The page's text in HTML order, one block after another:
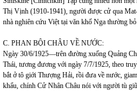
Thị Vịnh (1910-1941), người được cử qua
nhà nghiên cứu Việt tại văn khố Nga thường
C. PHAN BỘI CHÂU VỀ NƯỚC:
Ngày 30/6/1925—trên đường xuống Quảng
Thái, tương đương với ngày 7/7/1925, theo
bắt ở tô giới Thượng Hải, rồi đưa về nước,
khẩu, chính Cử Nhân Châu nói với người tù